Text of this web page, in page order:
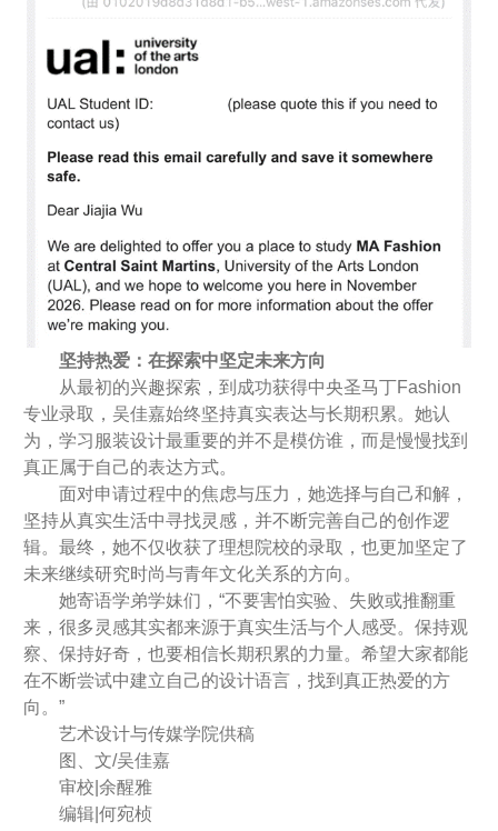
坚持热爱：在探索中坚定未来方向
从最初的兴趣探索，到成功获得中央圣马丁Fashion
专业录取，吴佳嘉始终坚持真实表达与长期积累。她认
为，学习服装设计最重要的并不是模仿谁，而是慢慢找到
真正属于自己的表达方式。
面对申请过程中的焦虑与压力，她选择与自己和解，
坚持从真实生活中寻找灵感，并不断完善自己的创作逻
辑。最终，她不仅收获了理想院校的录取，也更加坚定了
未来继续研究时尚与青年文化关系的方向。
她寄语学弟学妹们，“不要害怕实验、失败或推翻重
来，很多灵感其实都来源于真实生活与个人感受。保持观
察、保持好奇，也要相信长期积累的力量。希望大家都能
在不断尝试中建立自己的设计语言，找到真正热爱的方
向。”
艺术设计与传媒学院供稿
图、文/吴佳嘉
审校|余醒雅
编辑|何宛桢